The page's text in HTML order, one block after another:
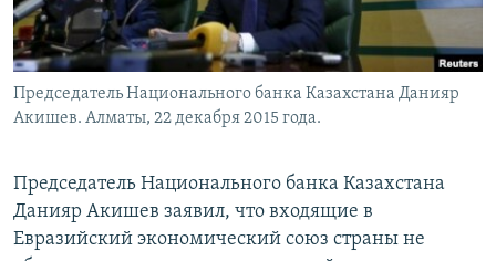
Председатель Национального банка Казахстана Данияр
Акишев. Алматы, 22 декабря 2015 года.
Председатель Национального банка Казахстана
Данияр Акишев заявил, что входящие в
Евразийский экономический союз страны не